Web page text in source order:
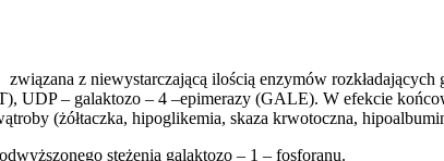
z niewystarczającą ilością enzymów
UDP – galaktozo – 4 –epimerazy (GALE). W efekcie
(żółtaczka, hipoglikemia, skaza krwotoczna,
stężenia galaktozo – 1 – fosforanu.